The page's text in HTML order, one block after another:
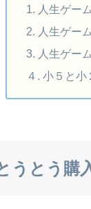
1. 人生ゲー
2. 人生ゲー
3. 人生ゲー
４. 小５と
うとう購